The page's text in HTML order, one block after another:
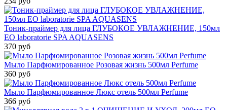
Тоник-праймер для лица ГЛУБОКОЕ УВЛАЖНЕНИЕ, 150мл
EO laboratorie SPA AQUASENS
370 руб
Мыло Парфюмированное Розовая жизнь 500мл Perfume
360 руб
Мыло Парфюмированное Люкс отель 500мл Perfume
366 руб